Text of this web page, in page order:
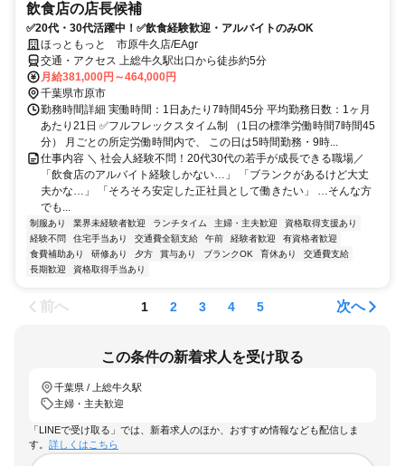
飲食店の店長候補
✅20代・30代活躍中！✅飲食経験歓迎・アルバイトのみOK
ほっともっと 市原牛久店/EAgr
交通・アクセス 上総牛久駅出口から徒歩約5分
月給381,000円～464,000円
千葉県市原市
勤務時間詳細 実働時間：1日あたり7時間45分 平均勤務日数：1ヶ月
あたり21日 ✅フルフレックスタイム制 （1日の標準労働時間7時間45
分） 月ごとの所定労働時間内で、 この日は5時間勤務・9時...
仕事内容 ＼ 社会人経験不問！20代30代の若手が成長できる職場／
「飲食店のアルバイト経験しかない…」 「ブランクがあるけど大丈
夫かな…」 「そろそろ安定した正社員として働きたい」 …そんな方
でも...
制服あり 業界未経験者歓迎 ランチタイム 主婦・主夫歓迎
資格取得支援あり
経験不問
住宅手当あり 交通費全額支給 午前 経験者歓迎
有資格者歓迎
食費補助あり
研修あり 夕方 賞与あり ブランクOK 育休あり
交通費支給
長期歓迎
資格取得手当あり
前へ 1 2 3 4 5 次へ
この条件の新着求人を受け取る
千葉県 / 上総牛久駅
主婦・主夫歓迎
「LINEで受け取る」では、新着求人のほか、おすすめ情報なども配信しま
す。 詳しくはこちら